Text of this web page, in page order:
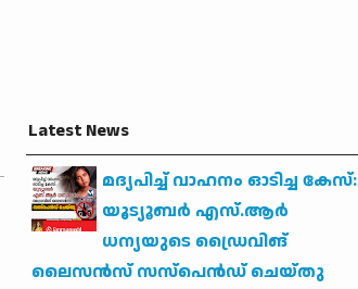
Latest News
മദ്യപിച്ച് വാഹനം ഓടിച്ച കേസ്:
യൂട്യൂബര്‍ എസ്.ആര്‍
ധന്യയുടെ ഡ്രൈവിങ്
ലൈസന്‍സ് സസ്‌പെന്‍ഡ് ചെയ്തു